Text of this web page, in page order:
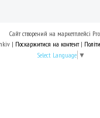
Сайт створений на маркетплейсі
Svit Podarunkiv | Поскаржитися на контент |
Select Language ▼